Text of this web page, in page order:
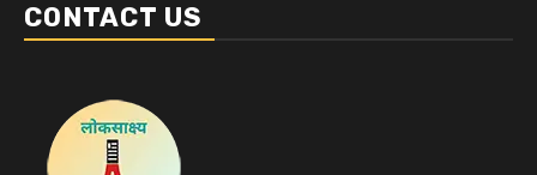
CONTACT US